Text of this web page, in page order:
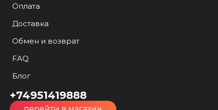
Оплата
Доставка
Обмен и возврат
FAQ
Блог
+74951419888